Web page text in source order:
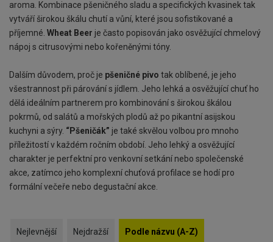
aroma. Kombinace pšeničného sladu a specifických kvasinek tak
vytváří širokou škálu chutí a vůní, které jsou sofistikované a
příjemné. Wheat Beer je často popisován jako osvěžující chmelový
nápoj s citrusovými nebo kořeněnými tóny.
Dalším důvodem, proč je pšeničné pivo tak oblíbené, je jeho
všestrannost při párování s jídlem. Jeho lehká a osvěžující chuť ho
dělá ideálním partnerem pro kombinování s širokou škálou
pokrmů, od salátů a mořských plodů až po pikantní asijskou
kuchyni a sýry. “Pšeničák” je také skvělou volbou pro mnoho
příležitostí v každém ročním období. Jeho lehký a osvěžující
charakter je perfektní pro venkovní setkání nebo společenské
akce, zatímco jeho komplexní chuťová profilace se hodí pro
formální večeře nebo degustační akce.
Nejlevnější Nejdražší Podle názvu (A-Z)